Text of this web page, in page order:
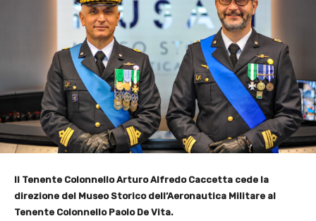
Il Tenente Colonnello Arturo Alfredo Caccetta cede la
direzione del Museo Storico dell’Aeronautica Militare al
Tenente Colonnello Paolo De Vita.